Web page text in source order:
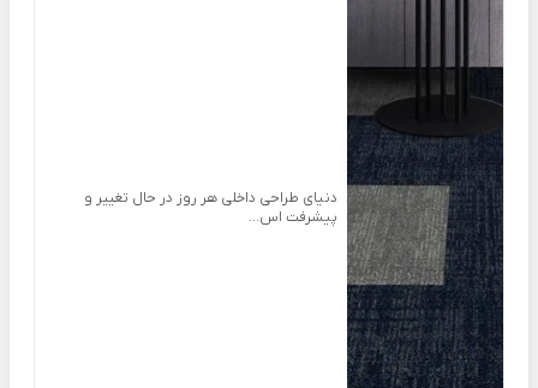
دنیای طراحی داخلی هر روز در حال تغییر و
پیشرفت اس...